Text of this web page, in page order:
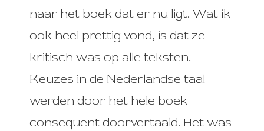
naar het boek dat er nu ligt. Wat ik
ook heel prettig vond, is dat ze
kritisch was op alle teksten.
Keuzes in de Nederlandse taal
werden door het hele boek
consequent doorvertaald. Het was